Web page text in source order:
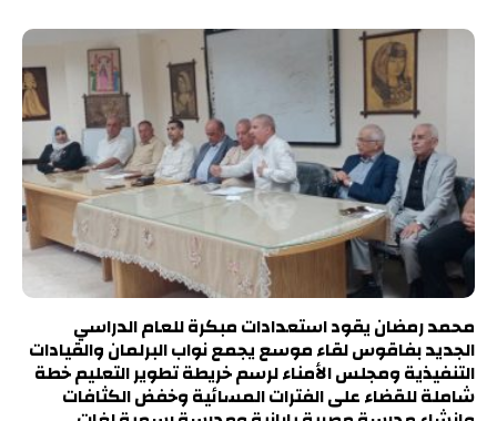
محمد رمضان يقود استعدادات مبكرة للعام الدراسي
الجديد بفاقوس لقاء موسع يجمع نواب البرلمان والقيادات
التنفيذية ومجلس الأمناء لرسم خريطة تطوير التعليم خطة
شاملة للقضاء على الفترات المسائية وخفض الكثافات